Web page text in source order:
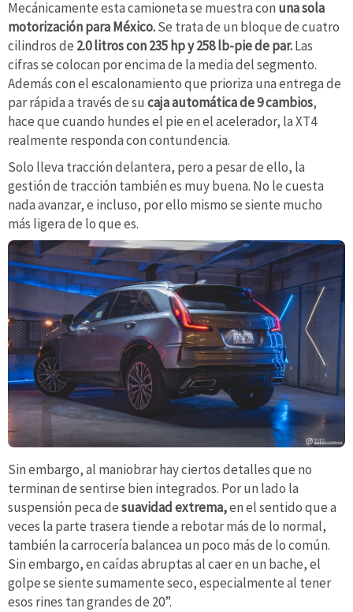
Mecánicamente esta camioneta se muestra con una sola
motorización para México.Se trata de un bloque de cuatro
cilindros de 2.0 litros con 235 hp y 258 lb-pie de par.Las
cifras se colocan por encima de la media del segmento.
Además con el escalonamiento que prioriza una entrega de
par rápida a través de su caja automática de 9 cambios,
hace que cuando hundes el pie en el acelerador, la XT4
realmente responda con contundencia.
Solo lleva tracción delantera, pero a pesar de ello, la
gestión de tracción también es muy buena. No le cuesta
nada avanzar, e incluso, por ello mismo se siente mucho
más ligera de lo que es.
Sin embargo, al maniobrar hay ciertos detalles que no
terminan de sentirse bien integrados. Por un lado la
suspensión peca desuavidad extrema,en el sentido que a
veces la parte trasera tiende a rebotar más de lo normal,
también la carrocería balancea un poco más de lo común.
Sin embargo, en caídas abruptas al caer en un bache, el
golpe se siente sumamente seco, especialmente al tener
esos rines tan grandes de 20”.